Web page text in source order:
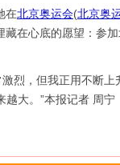
在北京奥运会(北京奥
在心底的愿望：参加
，但我正用不断上
越大。”本报记者 周宁